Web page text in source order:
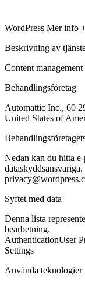
WordPress Mer info
Beskrivning av
Content
Behandlingsföretag
Automattic Inc., 60
United States of
Nedan kan du hitta
dataskyddsansvariga.
Syftet med data
Denna lista
bearbetning.
AuthenticationUser
Settings
Använda teknologier